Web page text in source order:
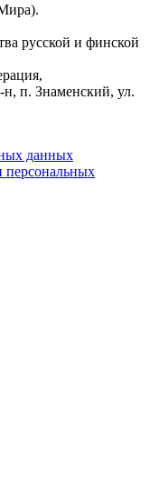
русской и финской
п. Знаменский, ул.
данных
персональных